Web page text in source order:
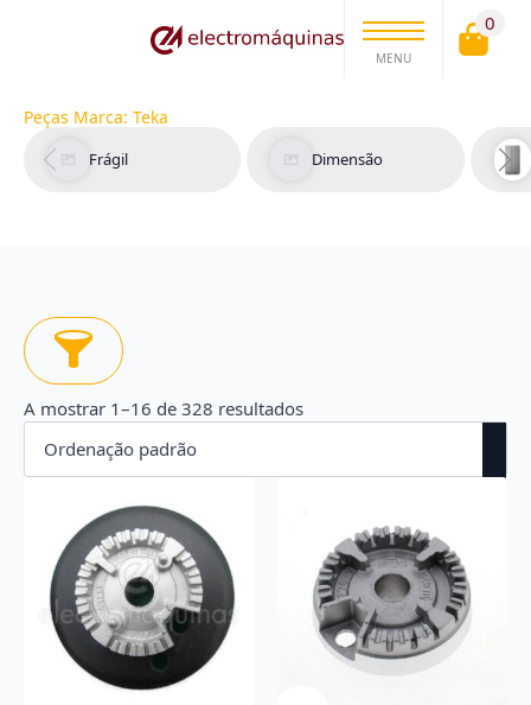
MENU
0
Peças Marca: Teka
Frágil Dimensão
A mostrar 1–16 de 328 resultados